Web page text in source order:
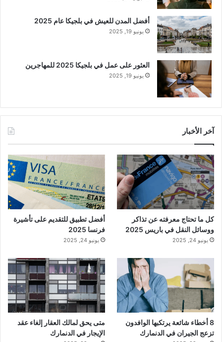
أفضل المدن للعيش في بلجيكا عام 2025
يونيو 19, 2025
العثور على عمل في بلجيكا 2025 للمهاجرين
يونيو 19, 2025
آخر الأخبار
كل ما تحتاج معرفته عن تذاكر
ووسائل النقل في باريس 2025
يونيو 24, 2025
أفضل تطبيق للتقديم على تأشيرة
فرنسا 2025
يونيو 24, 2025
8 أخطاء شائعة يرتكبها الوافدون
تزعج الجيران في الدنمارك
متى يحق لمالك العقار إلغاء عقد
الإيجار في الدنمارك